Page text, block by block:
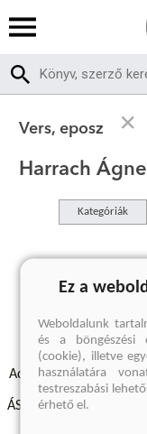
Vers, eposz
Harrach
Kategóriák
A
Adatvédelmi
ÁSZF - Vásárlási
Ez a
Weboldalunk
és a böngészési
(cookie), illetve
használatára
testreszabási
érhető el.